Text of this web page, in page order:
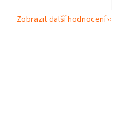
Zobrazit další hodnocení